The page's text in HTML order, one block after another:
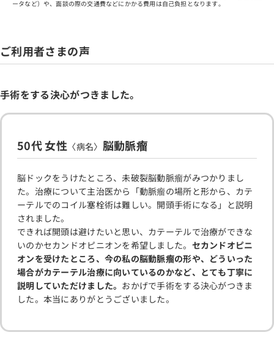
ータなど）や、面談の際の交通費などにかかる費用は自己負担となります。
ご利用者さまの声
手術をする決心がつきました。
50代 女性 〈病名〉 脳動脈瘤
脳ドックをうけたところ、未破裂脳動脈瘤がみつかりまし
た。治療について主治医から「動脈瘤の場所と形から、カテ
ーテルでのコイル塞栓術は難しい。開頭手術になる」と説明
されました。
できれば開頭は避けたいと思い、カテーテルで治療ができな
いのかセカンドオピニオンを希望しました。 セカンドオピニ
オンを受けたところ、今の私の脳動脈瘤の形や、どういった
場合がカテーテル治療に向いているのかなど、とても丁寧に
説明していただけました。 おかげで手術をする決心がつきま
した。本当にありがとうございました。